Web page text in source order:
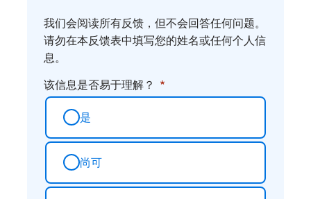
我们会阅读所有反馈，但不会回答任何问题。
请勿在本反馈表中填写您的姓名或任何个人信
息。
该信息是否易于理解？
是
尚可